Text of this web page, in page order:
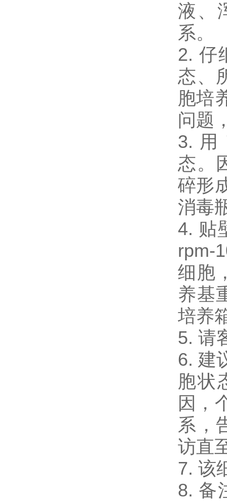
液、
系。
2. 仔
态、
胞培
问题
3. 用
态。
碎形
消毒
4. 贴
rpm-
细胞
养基
培养
5. 请
6. 建
胞状
因，
系，
访直
7. 该
8. 备